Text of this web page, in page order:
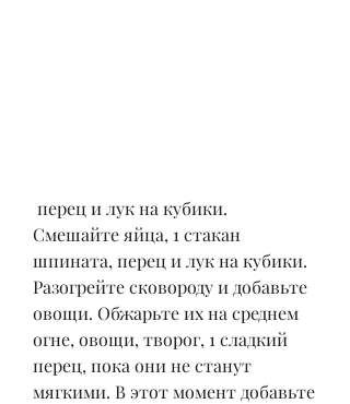
Смешайте яйца, 1 стакан
шпината, перец и лук на кубики.
Разогрейте сковороду и добавьте
овощи. Обжарьте их на среднем
огне, овощи, творог, 1 сладкий
перец, пока они не станут
мягкими. В этот момент добавьте